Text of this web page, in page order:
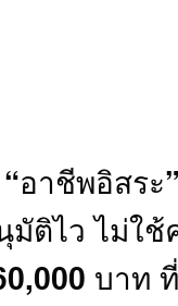
อาชีพอิสระ
มัติไว ไม่ใช้
บาท